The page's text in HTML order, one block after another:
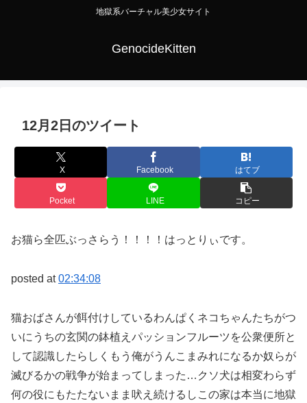
地獄系バーチャル美少女サイト
GenocideKitten
12月2日のツイート
X Facebook はてブ
Pocket LINE コピー
お猫ら全匹ぶっさらう！！！！はっとりぃです。
posted at02:34:08
猫おばさんが餌付けしているわんぱくネコちゃんたちがつ
いにうちの玄関の鉢植えパッションフルーツを公衆便所と
して認識したらしくもう俺がうんこまみれになるか奴らが
滅びるかの戦争が始まってしまった…クソ犬は相変わらず
何の役にもたたないまま吠え続けるしこの家は本当に地獄